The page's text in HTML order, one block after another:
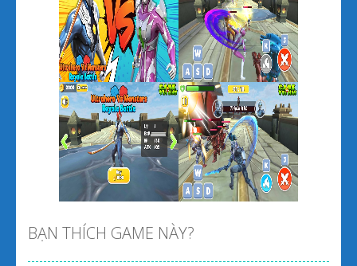
PLAY
Zoom PLAY
Zoom
BẠN THÍCH GAME NÀY?